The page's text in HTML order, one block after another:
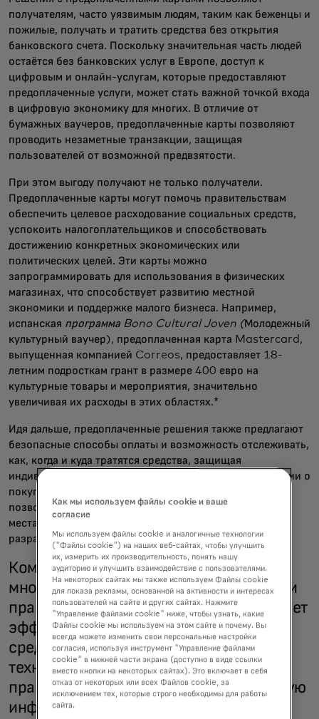
получателям, часто уязвимым людям, таким как беженцы и
пожилые, получать и тратить средства без открытия
банковского счета. Поскольку значительная часть людей
остаётся без банковских услуг в Европе, доступ к
цифровым и онлайн-услугам, которые предоставляют
предоплаченные услуги, может стать важной точкой входа
в цифровую экономику для многих. В отличие от
бумажных ваучеров, предоплаченные карты позволяют
проводить незаметные транзакции, защищая
пользователей от возможной предвзятости.
При этом выгоду получают не только получатели.
Предоплаченные карты могут помочь правительствам
обеспечить целевое расходование социальных средств,
успокоить налогоплательщиков и способствовать
достижению конкретных экономических или
политических целей. Эти карты можно
запрограммировать для использования в физических
магазинах, что способствует развитию местной
экономики и поддержке малого бизнеса. Например,
испанская программа Bono Cultural Joven (Молодежный
культурный ваучер), предоплаченная карта Mastercard,
выпущенная компанией Correos, предоставляет 18-
летним подросткам грант в размере 400 евро на
культурные товары и мероприятия, значительно
увеличивая их расходы в этих областях.*
Идя дальше, предоплаченные решения также предлагают
безопасные способы оплаты и возможность отслеживать,
как, когда и куда тратятся средства, защищая
индивидуальные данные за счёт отсутствия информации о
покупке. Анализ этих анонимизированных данных
позволяет выявить модели расходов и выявить частые
места расходов, предоставляя ценные инсайты для
разработки программ.
Компания Mastercard, обладающая
многолетним опытом оказания помощи
правительствам по всему миру, внедряет
эффективные схемы распределения
средств, используя свой опыт,
технологии и масштаб, помогая
правительствам создавать эффективную
инфраструктуру распределения,
Как мы используем файлы cookie и ваше
согласие
Мы используем файлы cookie и аналогичные технологии
("Файлы cookie") на наших веб-сайтах, чтобы улучшить
их, измерить их производительность, понять нашу
аудиторию и улучшить взаимодействие с пользователями.
На некоторых сайтах мы также используем Файлы cookie
для показа рекламы, основанной на активности и интересах
пользователей на сайте и других сайтах. Нажмите
"Управление файлами cookie" ниже, чтобы узнать, какие
Файлы cookie мы используем на этом сайте и почему. Вы
всегда можете изменить свои персональные настройки
согласия, используя инструмент "Управление файлами
cookie" в нижней части экрана (доступно в виде ссылки
вместо кнопки на некоторых сайтах). Это включает в себя
отказ от некоторых или всех Файлов cookie, за
исключением тех, которые строго необходимы для работы
сайта.